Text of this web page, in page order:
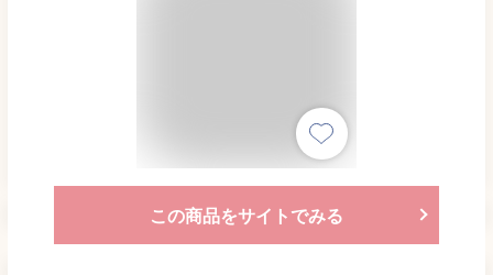
この商品をサイトでみる